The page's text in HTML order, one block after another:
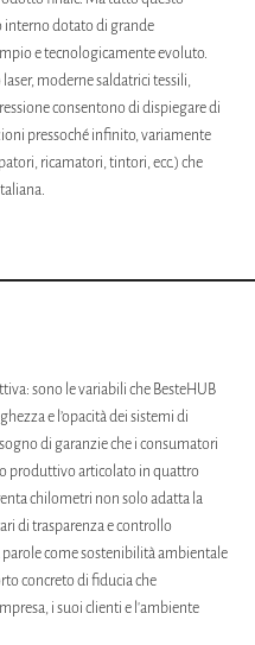
interno dotato di grande
e tecnologicamente evoluto.
moderne saldatrici tessili,
consentono di dispiegare di
pressoché infinito, variamente
ricamatori, tintori, ecc.) che
sono le variabili che BesteHUB
e l’opacità dei sistemi di
di garanzie che i consumatori
produttivo articolato in quattro
chilometri non solo adatta la
di trasparenza e controllo
come sostenibilità ambientale
concreto di fiducia che
i suoi clienti e l'ambiente